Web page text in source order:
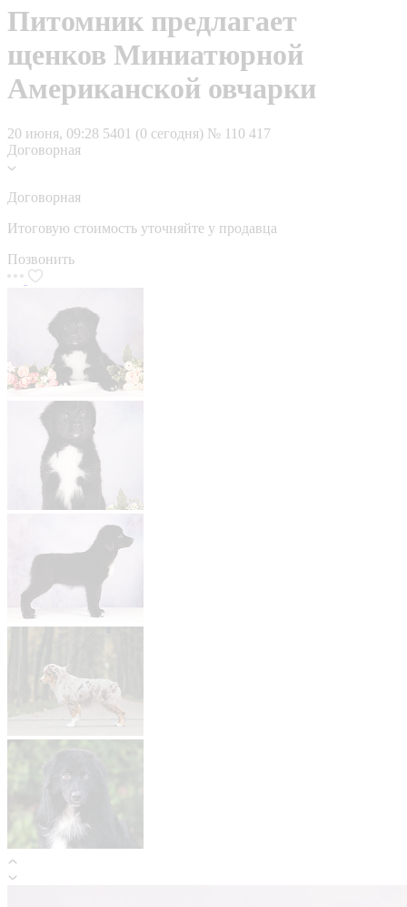
Питомник предлагает
щенков Миниатюрной
Американской овчарки
20 июня, 09:28 5401 (0 сегодня) № 110 417
Договорная
Договорная
Итоговую стоимость уточняйте у продавца
Позвонить